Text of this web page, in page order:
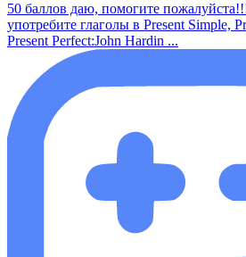
50 баллов даю, помогите
употребите глаголы в Present Simple,
Present Perfect:John Hardin ...